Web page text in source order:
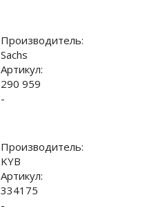
Производитель:
Sachs
Артикул:
290 959
-
Производитель:
KYB
Артикул:
334175
-